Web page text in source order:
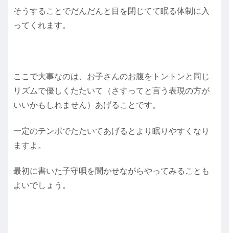
そうすることでだんだんと目を閉じてて眠る体制に入
ってくれます。
ここで大事なのは、お子さんのお腹をトントンと同じ
リズムで優しくたたいて（さすってと言う表現の方が
いいかもしれません）あげることです。
一定のテンポでたたいてあげるとより眠りやすくなり
ますよ。
最初に書いた子守唄を聞かせながらやってみることも
よいでしょう。